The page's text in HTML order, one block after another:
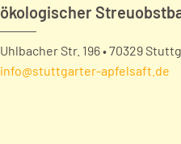
ökologischer
Uhlbacher Str. 196 • 70329
info@stuttgarter-apfelsaft.de